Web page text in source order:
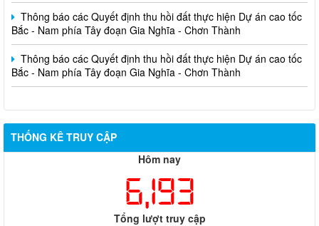
Thông báo các Quyết định thu hồi đất thực hiện Dự án cao tốc
Bắc - Nam phía Tây đoạn Gia Nghĩa - Chơn Thành
Thông báo các Quyết định thu hồi đất thực hiện Dự án cao tốc
Bắc - Nam phía Tây đoạn Gia Nghĩa - Chơn Thành
THỐNG KÊ TRUY CẬP
Hôm nay
6,193
Tổng lượt truy cập